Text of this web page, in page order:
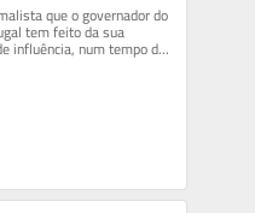
que o governador do
tem feito da sua
influência, num tempo de
e...